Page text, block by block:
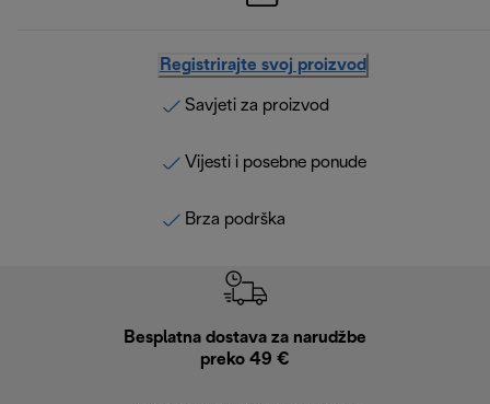
Registrirajte svoj proizvod
Savjeti za proizvod
Vijesti i posebne ponude
Brza podrška
Besplatna dostava za narudžbe
preko 49 €